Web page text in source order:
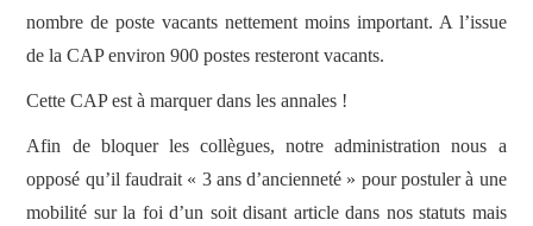
nombre de poste vacants nettement moins important. A l’issue
de la CAP environ 900 postes resteront vacants.
Cette CAP est à marquer dans les annales !
Afin de bloquer les collègues, notre administration nous a
opposé qu’il faudrait « 3 ans d’ancienneté » pour postuler à une
mobilité sur la foi d’un soit disant article dans nos statuts mais